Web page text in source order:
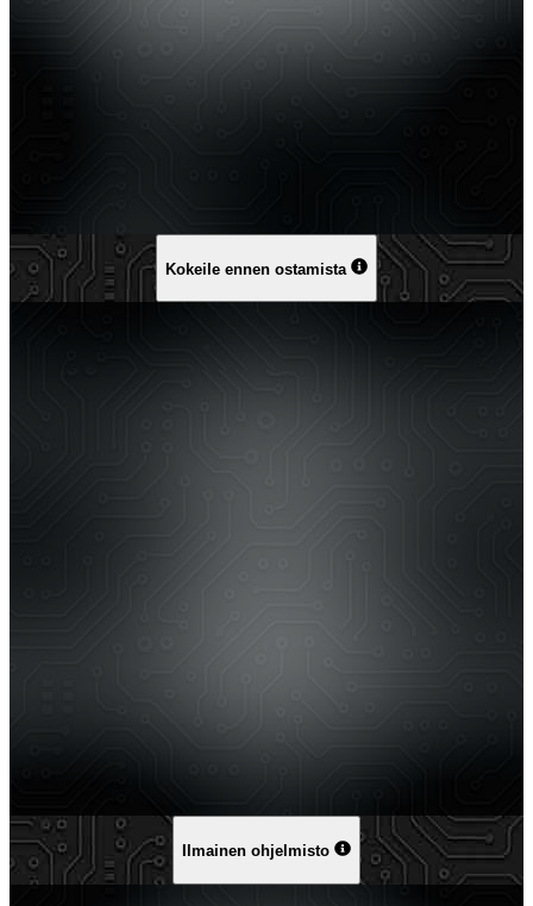
Kokeile ennen ostamista
Ilmainen ohjelmisto